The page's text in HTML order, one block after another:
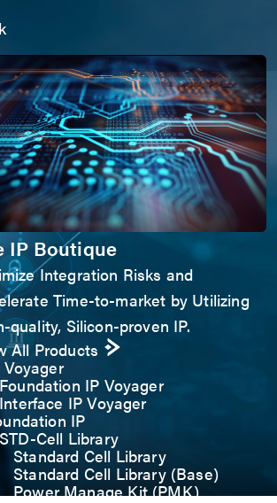
IP Boutique
Integration Risks and
Time-to-market by Utilizing
quality, Silicon-proven IP.
All Products
Voyager
Foundation IP Voyager
Interface IP Voyager
IP
STD-Cell Library
Standard Cell Library
Standard Cell Library (Base)
Power Manage Kit (PMK)
Form